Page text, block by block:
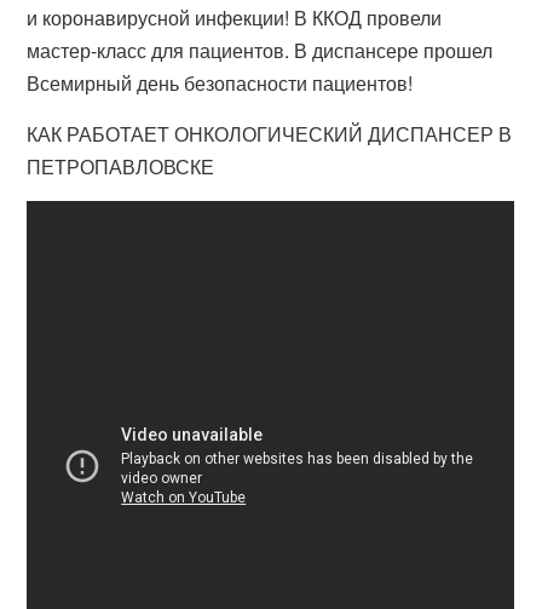
и коронавирусной инфекции! В ККОД провели
мастер-класс для пациентов. В диспансере прошел
Всемирный день безопасности пациентов!
КАК РАБОТАЕТ ОНКОЛОГИЧЕСКИЙ ДИСПАНСЕР В
ПЕТРОПАВЛОВСКЕ